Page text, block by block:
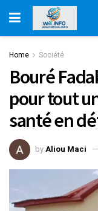
Home Société
Bouré
pour tout
santé en
by Aliou Maci